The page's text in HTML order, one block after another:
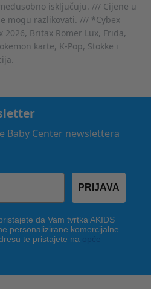
isključuju. /// Cijene u
mogu razlikovati. /// *Cybex
2026, Britax Römer Lux, Frida,
karte, K-Pop, Stokke i
Baby Center newslettera
PRIJAVA
da Vam tvrtka AKIDS
personalizirane komercijalne
te pristajete na